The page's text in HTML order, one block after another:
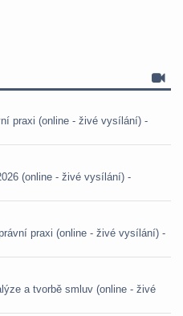
praxi (online - živé vysílání) -
(online - živé vysílání) -
praxi (online - živé vysílání) -
a tvorbě smluv (online - živé